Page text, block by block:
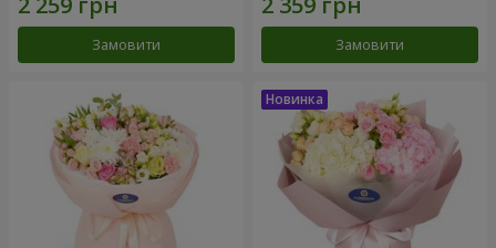
Замовити Замовити